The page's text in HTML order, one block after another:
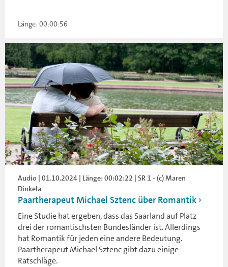
Länge: 00:00:56
Audio | 01.10.2024 | Länge: 00:02:22 | SR 1 - (c) Maren
Dinkela
Paartherapeut Michael Sztenc über Romantik
Eine Studie hat ergeben, dass das Saarland auf Platz
drei der romantischsten Bundesländer ist. Allerdings
hat Romantik für jeden eine andere Bedeutung.
Paartherapeut Michael Sztenc gibt dazu einige
Ratschläge.